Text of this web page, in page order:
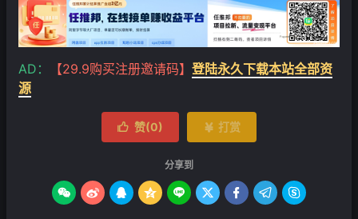
AD： 【29.9购买注册邀请码】 登陆永久下载本站全部资
源
 赞(0)  打赏
分享到
        